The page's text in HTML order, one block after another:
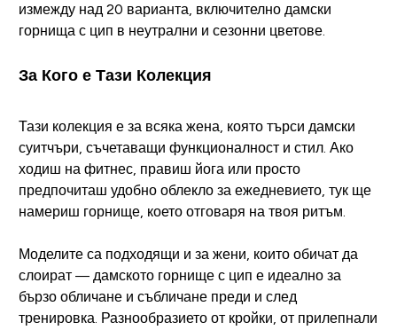
измежду над 20 варианта, включително дамски
горнища с цип в неутрални и сезонни цветове.
За Кого е Тази Колекция
Тази колекция е за всяка жена, която търси дамски
суитчъри, съчетаващи функционалност и стил. Ако
ходиш на фитнес, правиш йога или просто
предпочиташ удобно облекло за ежедневието, тук ще
намериш горнище, което отговаря на твоя ритъм.
Моделите са подходящи и за жени, които обичат да
слоират — дамското горнище с цип е идеално за
бързо обличане и събличане преди и след
тренировка. Разнообразието от кройки, от прилепнали